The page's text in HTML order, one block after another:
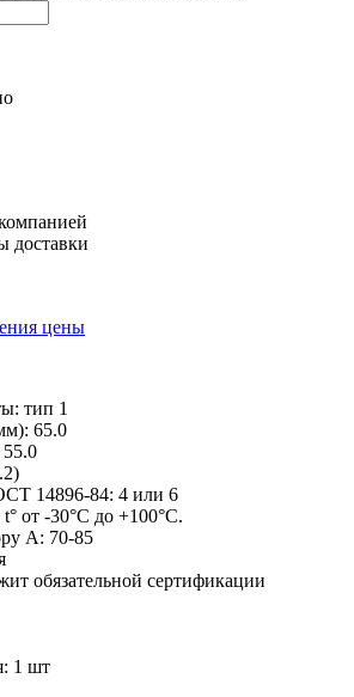
доставки
цены
тип 1
65.0
14896-84: 4 или 6
от -30°С до +100°С.
А: 70-85
обязательной сертификации
1 шт